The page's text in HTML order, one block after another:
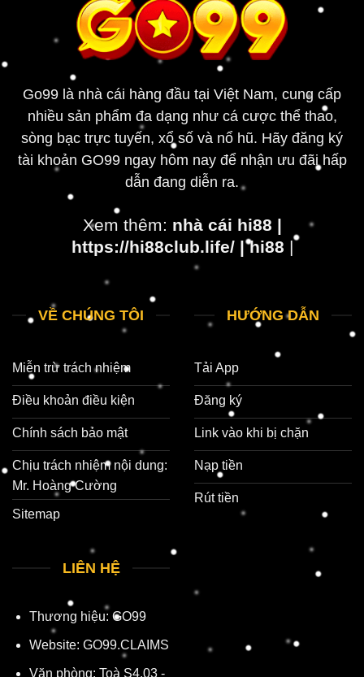
Go99 là nhà cái hàng đầu tại Việt Nam, cung cấp
nhiều sản phẩm đa dạng như cá cược thể thao,
sòng bạc trực tuyến, xổ số và nổ hũ. Hãy đăng ký
tài khoản GO99 ngay hôm nay để nhận ưu đãi hấp
dẫn đang diễn ra.
Xem thêm: nhà cái hi88 |
https://hi88club.life/|hi88 |
VỀ CHÚNG TÔI
Miễn trừ trách nhiệm
Điều khoản điều kiện
Chính sách bảo mật
Chịu trách nhiệm nội dung:
Mr. Hoàng Cường
Sitemap
HƯỚNG DẪN
Tải App
Đăng ký
Link vào khi bị chặn
Nạp tiền
Rút tiền
LIÊN HỆ
Thương hiệu: GO99
Website: GO99.CLAIMS
Văn phòng: Toà S4.03 -